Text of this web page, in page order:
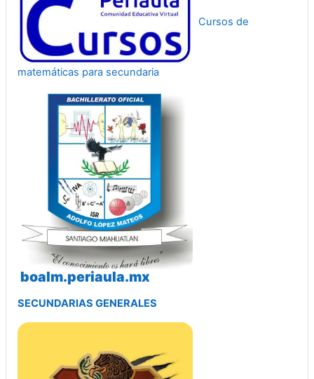
Cursos de
matemáticas para secundaria
boalm.periaula.mx
SECUNDARIAS GENERALES